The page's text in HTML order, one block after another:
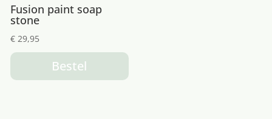
Fusion paint soap
stone
€29,95
Bestel